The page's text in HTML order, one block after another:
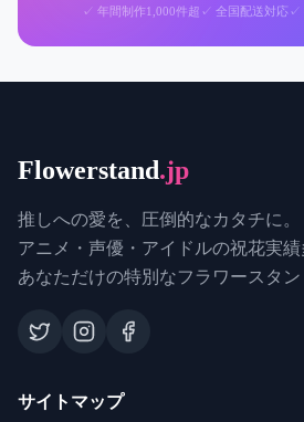
✓ 年間制作1,000件超 ✓ 全国配送対応 ✓
Flowerstand.jp
推しへの愛を、圧倒的なカタチに。
アニメ・声優・アイドルの祝花実績
あなただけの特別なフラワースタン
サイトマップ